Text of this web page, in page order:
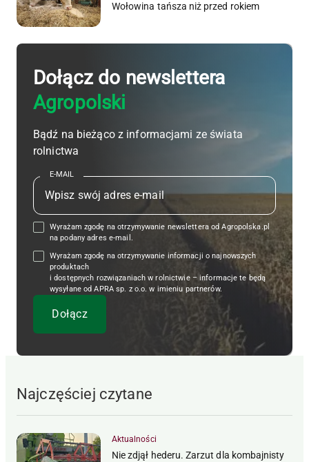
Wołowina tańsza niż przed rokiem
Dołącz do newslettera
Agropolski
Bądź na bieżąco z informacjami ze świata
rolnictwa
E-MAIL
Wyrażam zgodę na otrzymywanie newslettera od Agropolska.pl
na podany adres e-mail.
Wyrażam zgodę na otrzymywanie informacji o najnowszych
produktach
i dostępnych rozwiązaniach w rolnictwie – informacje te będą
wysyłane od APRA sp. z o.o. w imieniu partnerów.
Najczęściej czytane
Aktualności
Nie zdjął hederu. Zarzut dla kombajnisty